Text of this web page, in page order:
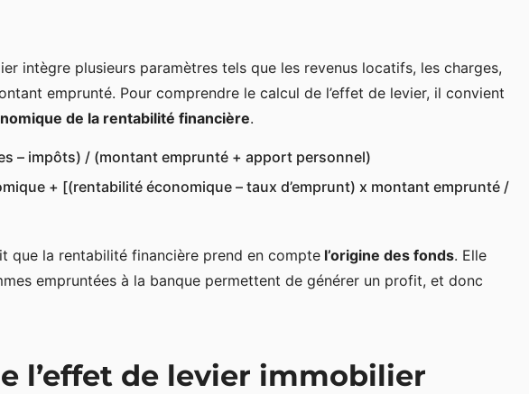
intègre plusieurs paramètres tels que les revenus locatifs, les charges,
emprunté. Pour comprendre le calcul de l’effet de levier, il convient
de la rentabilité financière.
– impôts) / (montant emprunté + apport personnel)
+ [(rentabilité économique – taux d’emprunt) x montant emprunté /
que la rentabilité financière prend en compte l’origine des fonds. Elle
empruntées à la banque permettent de générer un profit, et donc
l’effet de levier immobilier